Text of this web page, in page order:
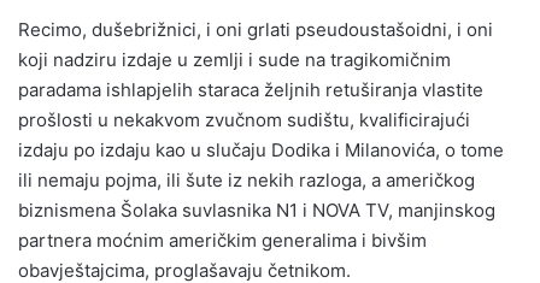
Recimo, dušebrižnici, i oni grlati pseudoustašoidni, i oni
koji nadziru izdaje u zemlji i sude na tragikomičnim
paradama ishlapjelih staraca željnih retuširanja vlastite
prošlosti u nekakvom zvučnom sudištu, kvalificirajući
izdaju po izdaju kao u slučaju Dodika i Milanovića, o tome
ili nemaju pojma, ili šute iz nekih razloga, a američkog
biznismena Šolaka suvlasnika N1 i NOVA TV, manjinskog
partnera moćnim američkim generalima i bivšim
obavještajcima, proglašavaju četnikom.